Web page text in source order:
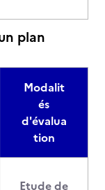
plan
Modalit
és
d'évalua
tion
Etude de